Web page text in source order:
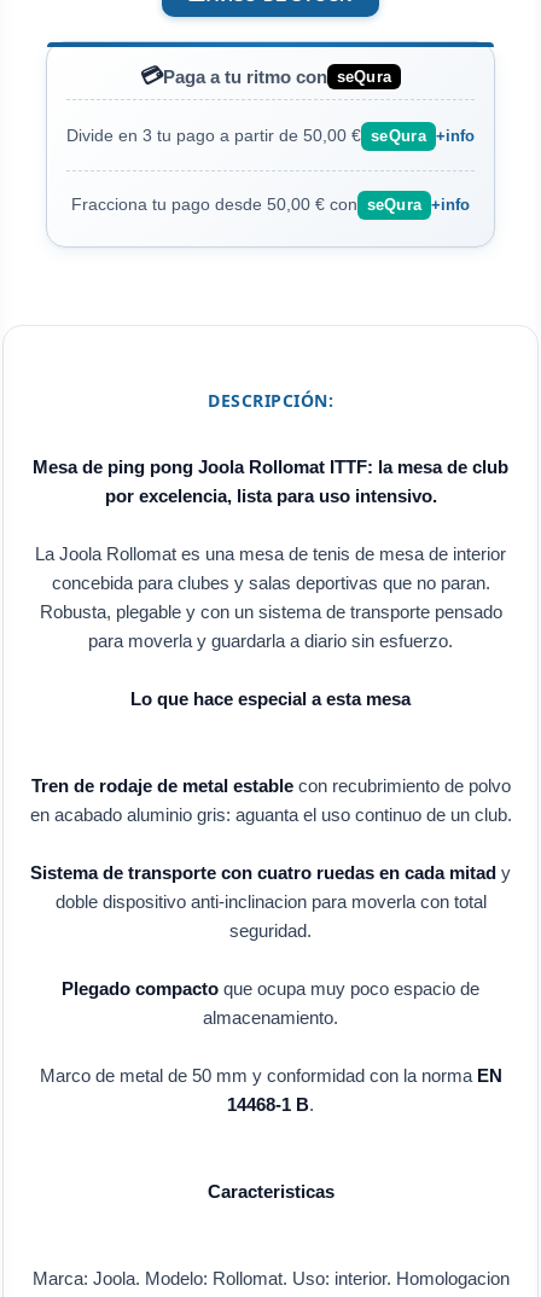
💳Paga a tu ritmo con seQura
Divide en 3 tu pago a partir de 50,00 € seQura +info
Fracciona tu pago desde 50,00 € con seQura +info
DESCRIPCIÓN:
Mesa de ping pong Joola Rollomat ITTF: la mesa de club
por excelencia, lista para uso intensivo.
La Joola Rollomat es una mesa de tenis de mesa de interior
concebida para clubes y salas deportivas que no paran.
Robusta, plegable y con un sistema de transporte pensado
para moverla y guardarla a diario sin esfuerzo.
Lo que hace especial a esta mesa
Tren de rodaje de metal establecon recubrimiento de polvo
en acabado aluminio gris: aguanta el uso continuo de un club.
Sistema de transporte con cuatro ruedas en cada mitad y
doble dispositivo anti-inclinacion para moverla con total
seguridad.
Plegado compacto que ocupa muy poco espacio de
almacenamiento.
Marco de metal de 50 mm y conformidad con la norma EN
14468-1 B.
Caracteristicas
Marca: Joola. Modelo: Rollomat. Uso: interior. Homologacion